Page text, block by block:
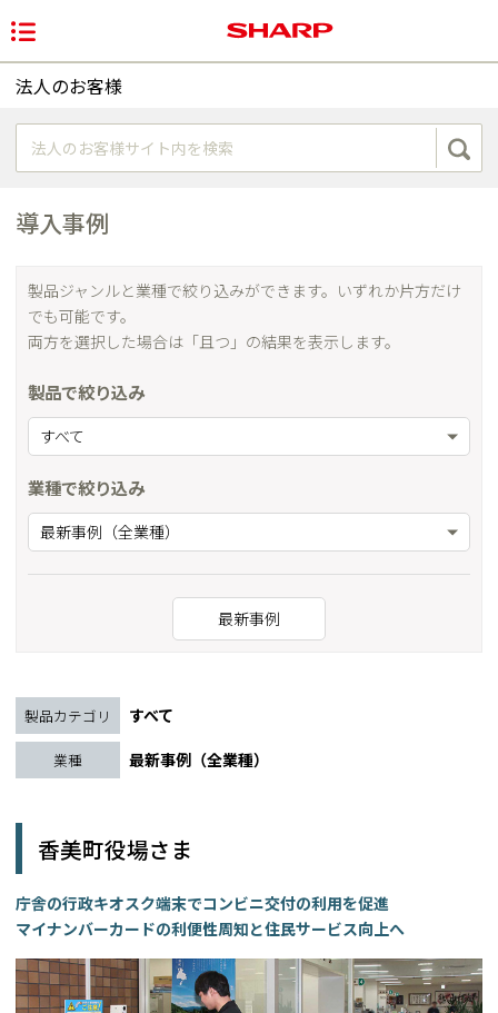
法人のお客様
導入事例
製品ジャンルと業種で絞り込みができます。いずれか片方だけ
でも可能です。
両方を選択した場合は「且つ」の結果を表示します。
製品で絞り込み
すべて
業種で絞り込み
最新事例（全業種）
最新事例
製品カテゴリ すべて
業種 最新事例（全業種）
香美町役場さま
庁舎の行政キオスク端末でコンビニ交付の利用を促進
マイナンバーカードの利便性周知と住民サービス向上へ